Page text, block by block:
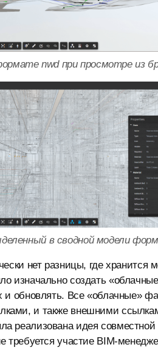
nwd при просмотре из
в сводной модели
нет разницы, где
изначально создать
и обновлять. Все «облачные»
и также внешними
реализована идея
требуется участие BIM-